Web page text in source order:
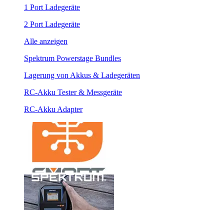
1 Port Ladegeräte
2 Port Ladegeräte
Alle anzeigen
Spektrum Powerstage Bundles
Lagerung von Akkus & Ladegeräten
RC-Akku Tester & Messgeräte
RC-Akku Adapter